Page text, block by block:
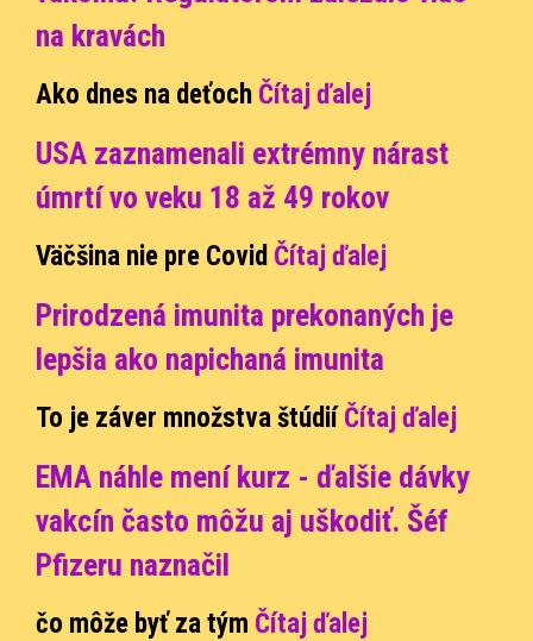
na kravách
Ako dnes na deťoch Čítaj ďalej
USA zaznamenali extrémny nárast
úmrtí vo veku 18 až 49 rokov
Väčšina nie pre Covid Čítaj ďalej
Prirodzená imunita prekonaných je
lepšia ako napichaná imunita
To je záver množstva štúdií Čítaj ďalej
EMA náhle mení kurz - ďalšie dávky
vakcín často môžu aj uškodiť. Šéf
Pfizeru naznačil
čo môže byť za tým Čítaj ďalej